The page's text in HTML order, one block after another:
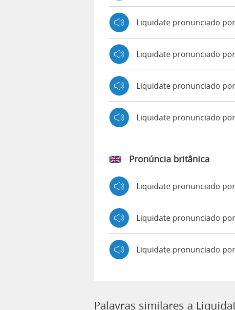
Liquidate pronunciado
Liquidate pronunciado por
Liquidate pronunciado
Liquidate pronunciado
Pronúncia britânica
Liquidate pronunciado
Liquidate pronunciado
Liquidate pronunciado
Palavras similares a